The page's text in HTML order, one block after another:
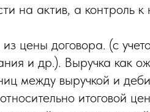
на актив, а контроль
цены договора. (с
и др.). Выручка как
между выручкой и
итоговой